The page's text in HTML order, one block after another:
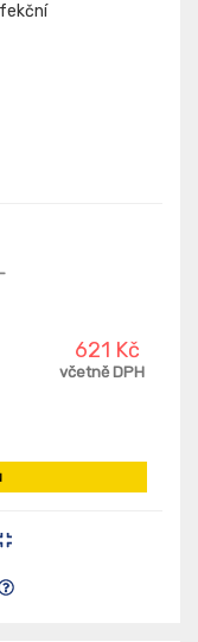
-
621 Kč
včetně DPH